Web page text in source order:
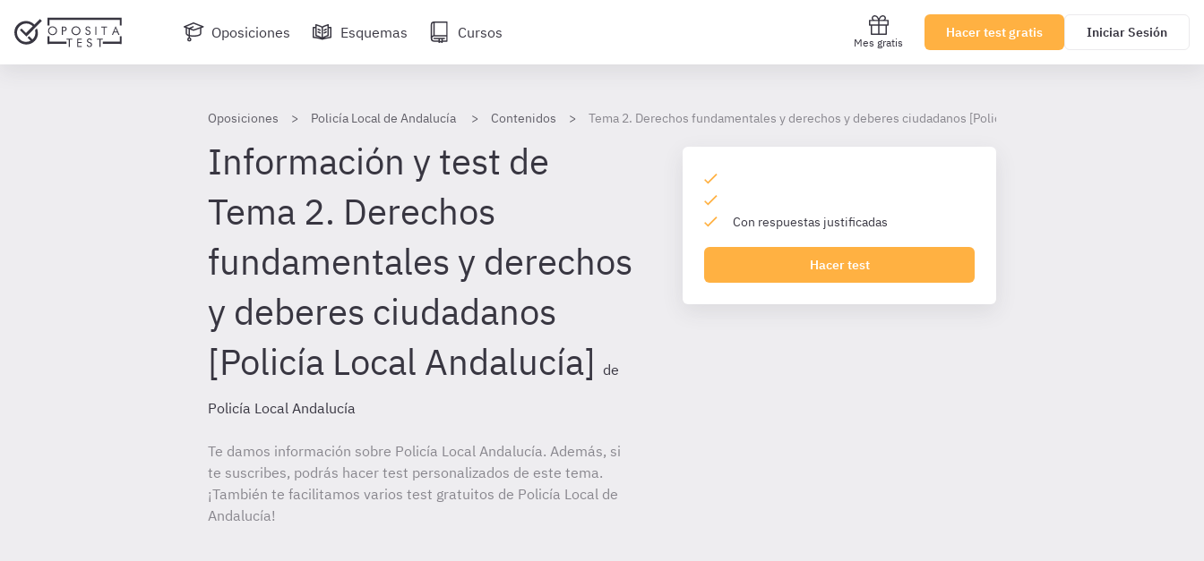
Oposiciones Esquemas Cursos
Mes gratis
Hacer test gratis Iniciar Sesión
Oposiciones Policía Local de Andalucía Contenidos Tema 2. Derechos fundamentales y derechos y deberes ciudadanos [Policía Local Andalucía]
Información y test de
Tema 2. Derechos
fundamentales y derechos
y deberes ciudadanos
[Policía Local Andalucía] de
Policía Local Andalucía
Te damos información sobre Policía Local Andalucía. Además, si
te suscribes, podrás hacer test personalizados de este tema.
¡También te facilitamos varios test gratuitos de Policía Local de
Andalucía!
Con respuestas justificadas
Hacer test